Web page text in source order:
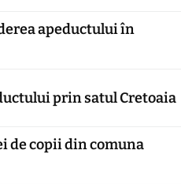
apeductului în
prin satul Cretoaia
de copii din comuna